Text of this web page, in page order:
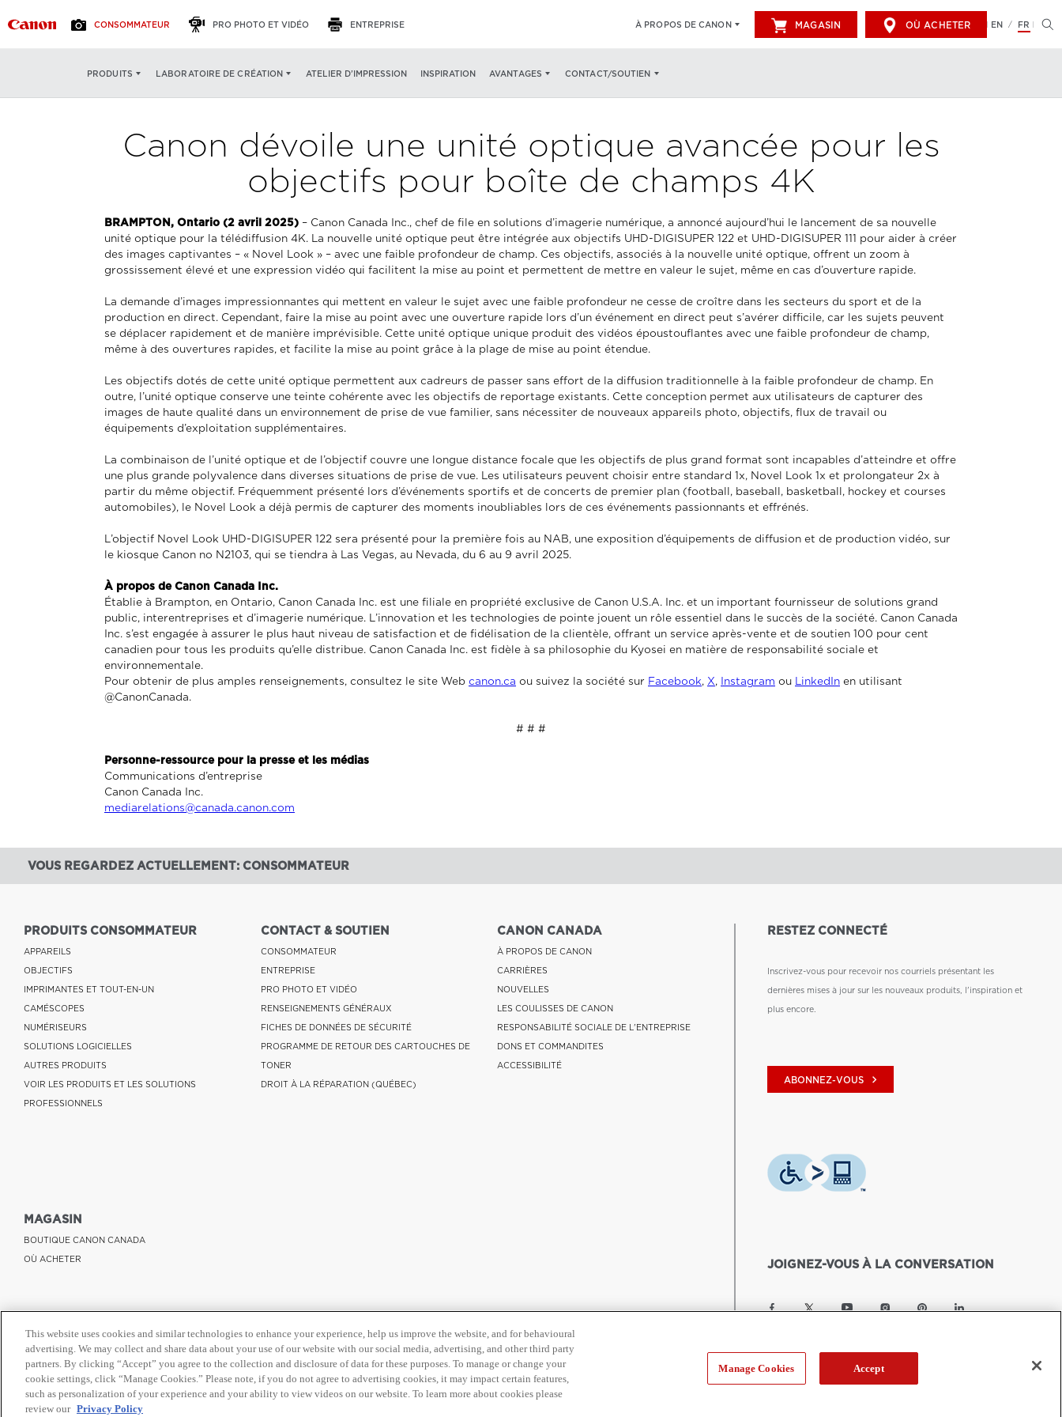
CONSOMMATEUR PRO PHOTO ET VIDÉO ENTREPRISE À PROPOS DE CANON MAGASIN OÙ ACHETER EN / FR
PRODUITS LABORATOIRE DE CRÉATION ATELIER D’IMPRESSION INSPIRATION AVANTAGES CONTACT/SOUTIEN
Canon dévoile une unité optique avancée pour les
objectifs pour boîte de champs 4K
BRAMPTON, Ontario (2 avril 2025) – Canon Canada Inc., chef de file en solutions d’imagerie numérique, a annoncé aujourd’hui le lancement de sa nouvelle
unité optique pour la télédiffusion 4K. La nouvelle unité optique peut être intégrée aux objectifs UHD-DIGISUPER 122 et UHD-DIGISUPER 111 pour aider à créer
des images captivantes – « Novel Look » – avec une faible profondeur de champ. Ces objectifs, associés à la nouvelle unité optique, offrent un zoom à
grossissement élevé et une expression vidéo qui facilitent la mise au point et permettent de mettre en valeur le sujet, même en cas d’ouverture rapide.
La demande d’images impressionnantes qui mettent en valeur le sujet avec une faible profondeur ne cesse de croître dans les secteurs du sport et de la
production en direct. Cependant, faire la mise au point avec une ouverture rapide lors d’un événement en direct peut s’avérer difficile, car les sujets peuvent
se déplacer rapidement et de manière imprévisible. Cette unité optique unique produit des vidéos époustouflantes avec une faible profondeur de champ,
même à des ouvertures rapides, et facilite la mise au point grâce à la plage de mise au point étendue.
Les objectifs dotés de cette unité optique permettent aux cadreurs de passer sans effort de la diffusion traditionnelle à la faible profondeur de champ. En
outre, l’unité optique conserve une teinte cohérente avec les objectifs de reportage existants. Cette conception permet aux utilisateurs de capturer des
images de haute qualité dans un environnement de prise de vue familier, sans nécessiter de nouveaux appareils photo, objectifs, flux de travail ou
équipements d’exploitation supplémentaires.
La combinaison de l’unité optique et de l’objectif couvre une longue distance focale que les objectifs de plus grand format sont incapables d’atteindre et offre
une plus grande polyvalence dans diverses situations de prise de vue. Les utilisateurs peuvent choisir entre standard 1x, Novel Look 1x et prolongateur 2x à
partir du même objectif. Fréquemment présenté lors d’événements sportifs et de concerts de premier plan (football, baseball, basketball, hockey et courses
automobiles), le Novel Look a déjà permis de capturer des moments inoubliables lors de ces événements passionnants et effrénés.
L’objectif Novel Look UHD-DIGISUPER 122 sera présenté pour la première fois au NAB, une exposition d’équipements de diffusion et de production vidéo, sur
le kiosque Canon no N2103, qui se tiendra à Las Vegas, au Nevada, du 6 au 9 avril 2025.
À propos de Canon Canada Inc.
Établie à Brampton, en Ontario, Canon Canada Inc. est une filiale en propriété exclusive de Canon U.S.A. Inc. et un important fournisseur de solutions grand
public, interentreprises et d’imagerie numérique. L’innovation et les technologies de pointe jouent un rôle essentiel dans le succès de la société. Canon Canada
Inc. s’est engagée à assurer le plus haut niveau de satisfaction et de fidélisation de la clientèle, offrant un service après-vente et de soutien 100 pour cent
canadien pour tous les produits qu’elle distribue. Canon Canada Inc. est fidèle à sa philosophie du Kyosei en matière de responsabilité sociale et
environnementale.
Pour obtenir de plus amples renseignements, consultez le site Web canon.ca ou suivez la société sur Facebook, X, Instagram ou LinkedIn en utilisant
@CanonCanada.
# # #
Personne-ressource pour la presse et les médias
Communications d’entreprise
Canon Canada Inc.
mediarelations@canada.canon.com
VOUS REGARDEZ ACTUELLEMENT: CONSOMMATEUR
PRODUITS CONSOMMATEUR
APPAREILS
OBJECTIFS
IMPRIMANTES ET TOUT-EN-UN
CAMÉSCOPES
NUMÉRISEURS
SOLUTIONS LOGICIELLES
AUTRES PRODUITS
VOIR LES PRODUITS ET LES SOLUTIONS
PROFESSIONNELS
CONTACT & SOUTIEN
CONSOMMATEUR
ENTREPRISE
PRO PHOTO ET VIDÉO
RENSEIGNEMENTS GÉNÉRAUX
FICHES DE DONNÉES DE SÉCURITÉ
PROGRAMME DE RETOUR DES CARTOUCHES DE
TONER
DROIT À LA RÉPARATION (QUÉBEC)
CANON CANADA
À PROPOS DE CANON
CARRIÈRES
NOUVELLES
LES COULISSES DE CANON
RESPONSABILITÉ SOCIALE DE L'ENTREPRISE
DONS ET COMMANDITES
ACCESSIBILITÉ
MAGASIN
BOUTIQUE CANON CANADA
OÙ ACHETER
RESTEZ CONNECTÉ
Inscrivez-vous pour recevoir nos courriels présentant les
dernières mises à jour sur les nouveaux produits, l'inspiration et
plus encore.
ABONNEZ-VOUS keyboard_arrow_right
JOIGNEZ-VOUS À LA CONVERSATION
This website uses cookies and similar technologies to enhance your experience, help us improve the website, and for behavioural
advertising. We may collect and share data about your use of our website with our social media, advertising, and other third party
partners. By clicking “Accept” you agree to the collection and disclosure of data for these purposes. To manage or change your
cookie settings, click “Manage Cookies.” Please note, if you do not agree to advertising cookies, it may impact certain features,
such as personalization of your experience and your ability to view videos on our website. To learn more about cookies please
review our Privacy Policy
Manage Cookies Accept